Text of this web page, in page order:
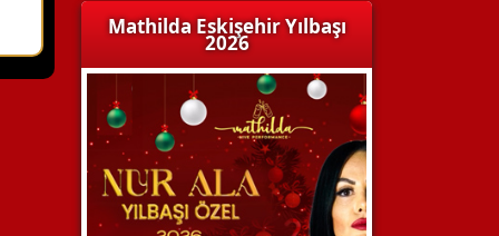
Mathilda Eskişehir Yılbaşı
2026